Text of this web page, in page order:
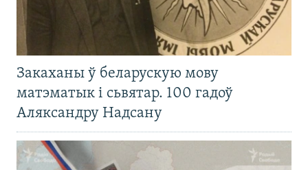
Закаханы ў беларускую мову
матэматык і сьвятар. 100 гадоў
Аляксандру Надсану